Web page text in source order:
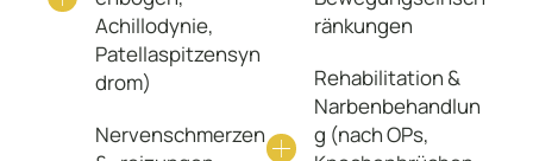
Achillodynie,
Patellaspitzensyn
drom)
Nervenschmerzen
ränkungen
Rehabilitation &
Narbenbehandlun
g (nach OPs,